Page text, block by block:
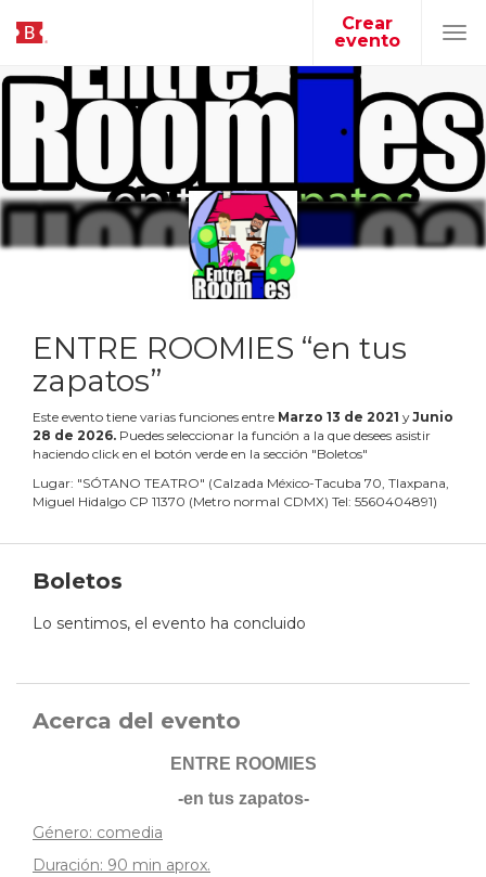
Crear
evento
ENTRE ROOMIES “en tus
zapatos”
Este evento tiene varias funciones entre Marzo 13 de 2021 yJunio
28 de 2026. Puedes seleccionar la función a la que desees asistir
haciendo click en el botón verde en la sección "Boletos"
Lugar: "SÓTANO TEATRO" (Calzada México-Tacuba 70, Tlaxpana,
Miguel Hidalgo CP 11370 (Metro normal CDMX) Tel: 5560404891)
Boletos
Lo sentimos, el evento ha concluido
Acerca del evento
ENTRE ROOMIES
-en tus zapatos-
Género: comedia
Duración: 90 min aprox.